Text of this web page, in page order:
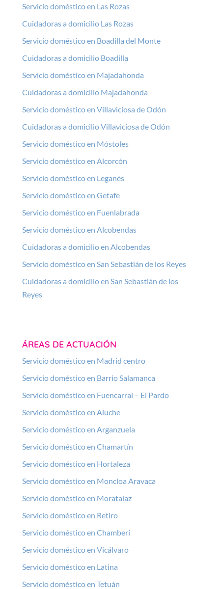
Servicio doméstico en Las Rozas
Cuidadoras a domicilio Las Rozas
Servicio doméstico en Boadilla del Monte
Cuidadoras a domicilio Boadilla
Servicio doméstico en Majadahonda
Cuidadoras a domicilio Majadahonda
Servicio doméstico en Villaviciosa de Odón
Cuidadoras a domicilio Villaviciosa de Odón
Servicio doméstico en Móstoles
Servicio doméstico en Alcorcón
Servicio doméstico en Leganés
Servicio doméstico en Getafe
Servicio doméstico en Fuenlabrada
Servicio doméstico en Alcobendas
Cuidadoras a domicilio en Alcobendas
Servicio doméstico en San Sebastián de los Reyes
Cuidadoras a domicilio en San Sebastián de los
Reyes
ÁREAS DE ACTUACIÓN
Servicio doméstico en Madrid centro
Servicio doméstico en Barrio Salamanca
Servicio doméstico en Fuencarral – El Pardo
Servicio doméstico en Aluche
Servicio doméstico en Arganzuela
Servicio doméstico en Chamartín
Servicio doméstico en Hortaleza
Servicio doméstico en Moncloa Aravaca
Servicio doméstico en Moratalaz
Servicio doméstico en Retiro
Servicio doméstico en Chamberí
Servicio doméstico en Vicálvaro
Servicio doméstico en Latina
Servicio doméstico en Tetuán